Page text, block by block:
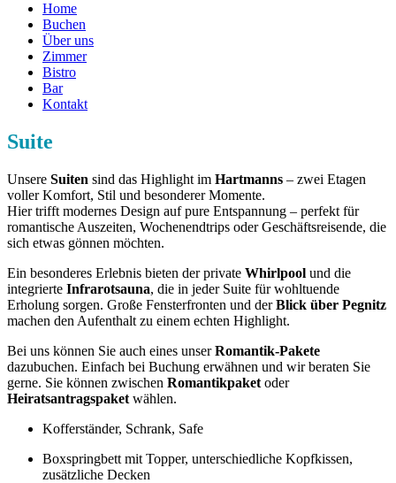
Home
Buchen
Über uns
Zimmer
Bistro
Bar
Kontakt
Suite
Unsere Suiten sind das Highlight im Hartmanns – zwei Etagen
voller Komfort, Stil und besonderer Momente.
Hier trifft modernes Design auf pure Entspannung – perfekt für
romantische Auszeiten, Wochenendtrips oder Geschäftsreisende, die
sich etwas gönnen möchten.
Ein besonderes Erlebnis bieten der private Whirlpool und die
integrierte Infrarotsauna, die in jeder Suite für wohltuende
Erholung sorgen. Große Fensterfronten und derBlick über Pegnitz
machen den Aufenthalt zu einem echten Highlight.
Bei uns können Sie auch eines unserRomantik-Pakete
dazubuchen. Einfach bei Buchung erwähnen und wir beraten Sie
gerne. Sie können zwischen Romantikpaket oder
Heiratsantragspaket wählen.
Kofferständer, Schrank, Safe
Boxspringbett mit Topper, unterschiedliche Kopfkissen,
zusätzliche Decken